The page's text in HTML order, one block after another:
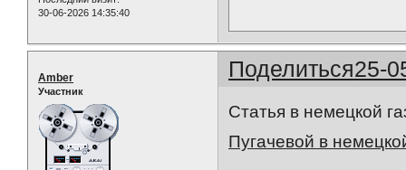
30-06-2026 14:35:40
Поделиться25-
Amber
Участник
Статья в немецкой
Пугачевой в